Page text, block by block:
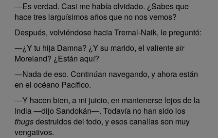
—Es verdad. Casi me había olvidado. ¿Sabes que
hace tres larguísimos años que no nos vemos?
Después, volviéndose hacia Tremal-Naik, le preguntó:
—¿Y tu hija Damna? ¿Y su marido, el valiente sir
Moreland? ¿Están aquí?
—Nada de eso. Continúan navegando, y ahora están
en el océano Pacífico.
—Y hacen bien, a mi juicio, en mantenerse lejos de la
India —dijo Sandokán—. Todavía no han sido los
thugsdestruidos del todo, y esos canallas son muy
vengativos.